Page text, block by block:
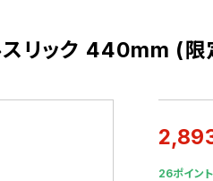
スリック 440mm (限
26ポイン